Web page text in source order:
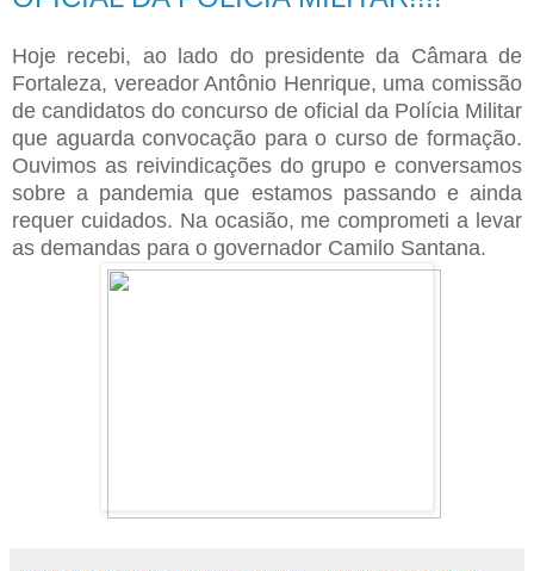
Hoje recebi, ao lado do presidente da Câmara de
Fortaleza, vereador Antônio Henrique, uma comissão
de candidatos do concurso de oficial da Polícia Militar
que aguarda convocação para o curso de formação.
Ouvimos as reivindicações do grupo e conversamos
sobre a pandemia que estamos passando e ainda
requer cuidados. Na ocasião, me comprometi a levar
as demandas para o governador Camilo Santana.